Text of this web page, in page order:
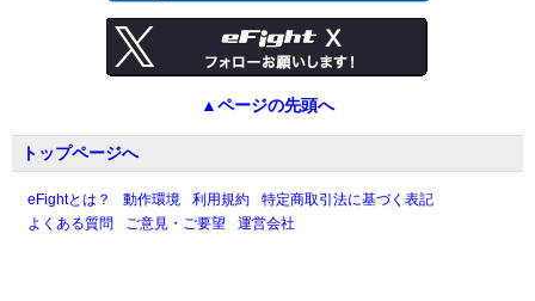
▲ページの先頭へ
トップページへ
eFightとは？ 動作環境 利用規約
特定商取引法に基づく表記
よくある質問
ご意見・ご要望 運営会社